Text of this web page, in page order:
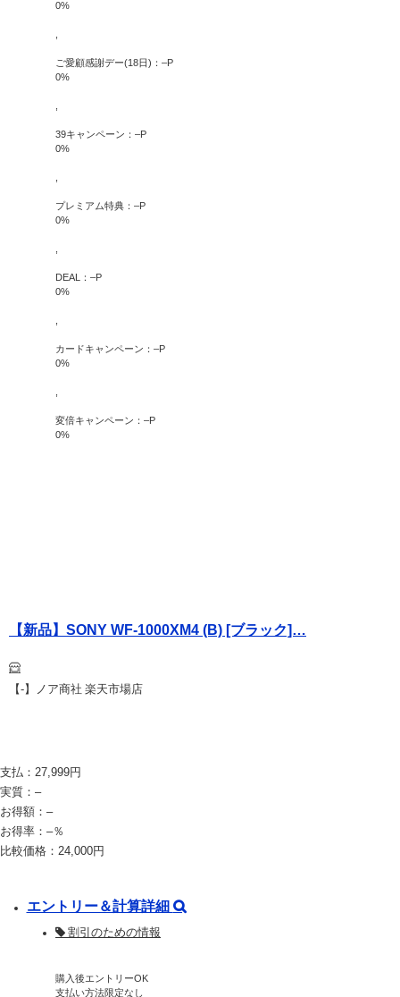
0%
ご愛顧感謝デー(18日)： –P
0%
39キャンペーン： –P
0%
プレミアム特典： –P
0%
DEAL： –P
0%
カードキャンペーン： –P
0%
変倍キャンペーン： –P
0%
【新品】SONY WF-1000XM4 (B) [ブラック]…
【-】ノア商社 楽天市場店
支払： 27,999円
実質： –
お得額： –
お得率： –％
比較価格： 24,000円
エントリー＆計算詳細
割引のための情報
購入後エントリーOK
支払い方法限定なし